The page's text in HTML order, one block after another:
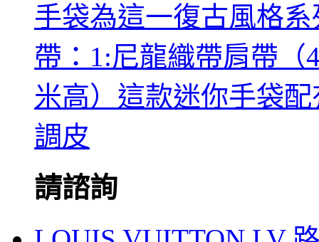
手袋為這一復古風格
帶：1:尼龍織帶肩帶（
米高）這款迷你手袋
調皮
請諮詢